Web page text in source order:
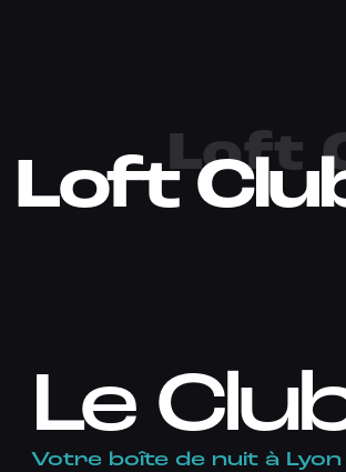
LoftLoft
Le
Votre boîte de nuit à Lyon